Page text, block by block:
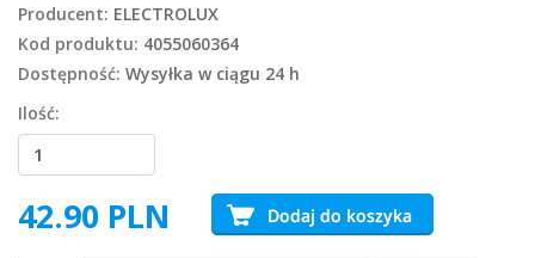
Producent: ELECTROLUX
Kod produktu: 4055060364
Dostępność: Wysyłka w ciągu 24 h
Ilość:
42.90 PLN